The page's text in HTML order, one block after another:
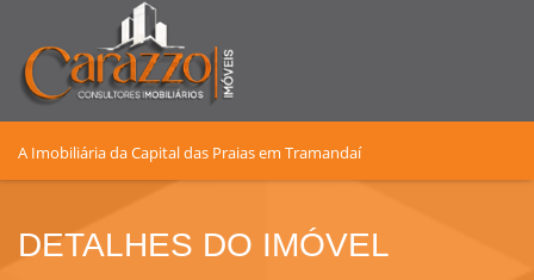
A Imobiliária da Capital das Praias em Tramandaí
DETALHES DO IMÓVEL